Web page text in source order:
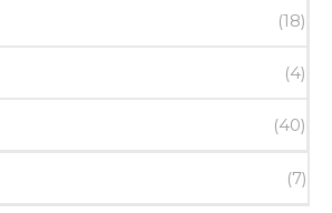
(18)
(4)
(40)
(7)